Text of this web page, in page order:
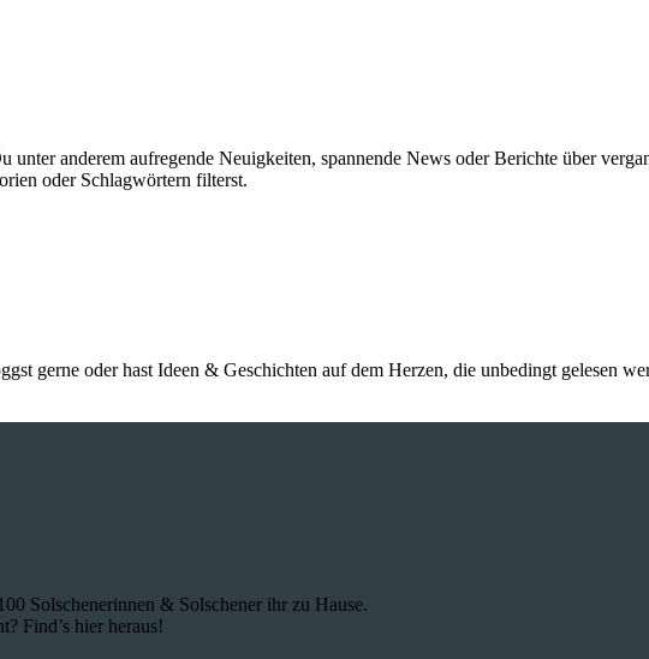
anderem aufregende Neuigkeiten, spannende News oder Berichte über
oder Schlagwörtern filterst.
gerne oder hast Ideen & Geschichten auf dem Herzen, die unbedingt gelesen
Solschenerinnen & Solschener ihr zu Hause.
Find’s hier heraus!